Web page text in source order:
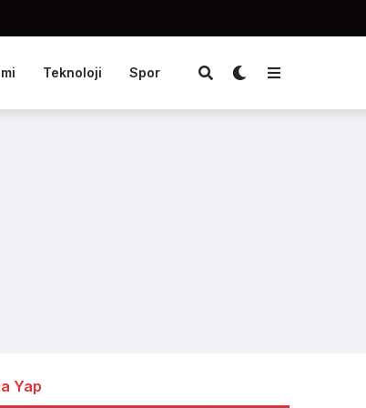
Teknoloji Spor
Yap